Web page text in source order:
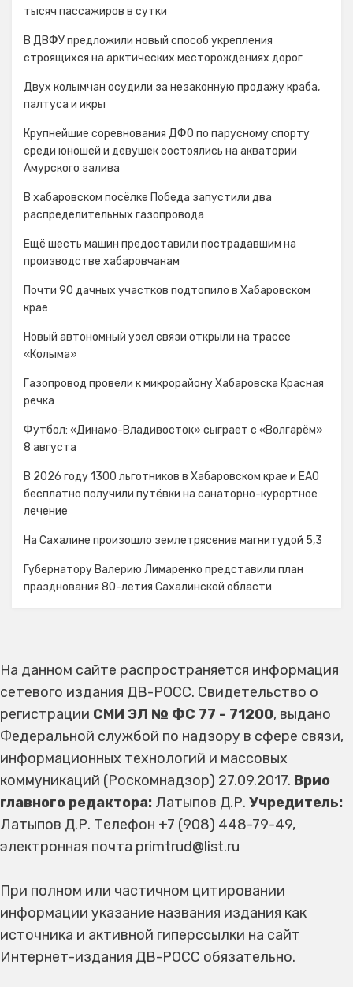
тысяч пассажиров в сутки
В ДВФУ предложили новый способ укрепления
строящихся на арктических месторождениях дорог
Двух колымчан осудили за незаконную продажу краба,
палтуса и икры
Крупнейшие соревнования ДФО по парусному спорту
среди юношей и девушек состоялись на акватории
Амурского залива
В хабаровском посёлке Победа запустили два
распределительных газопровода
Ещё шесть машин предоставили пострадавшим на
производстве хабаровчанам
Почти 90 дачных участков подтопило в Хабаровском
крае
Новый автономный узел связи открыли на трассе
«Колыма»
Газопровод провели к микрорайону Хабаровска Красная
речка
Футбол: «Динамо-Владивосток» сыграет с «Волгарём»
8 августа
В 2026 году 1300 льготников в Хабаровском крае и ЕАО
бесплатно получили путёвки на санаторно-курортное
лечение
На Сахалине произошло землетрясение магнитудой 5,3
Губернатору Валерию Лимаренко представили план
празднования 80-летия Сахалинской области
На данном сайте распространяется информация
сетевого издания ДВ-РОСС. Свидетельство о
регистрации СМИ ЭЛ № ФС 77 - 71200, выдано
Федеральной службой по надзору в сфере связи,
информационных технологий и массовых
коммуникаций (Роскомнадзор) 27.09.2017. Врио
главного редактора: Латыпов Д.Р. Учредитель:
Латыпов Д.Р. Телефон +7 (908) 448-79-49,
электронная почта primtrud@list.ru
При полном или частичном цитировании
информации указание названия издания как
источника и активной гиперссылки на сайт
Интернет-издания ДВ-РОСС обязательно.